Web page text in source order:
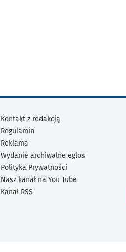
Kontakt z redakcją
Regulamin
Reklama
Wydanie archiwalne eglos
Polityka Prywatności
Nasz kanał na You Tube
Kanał RSS